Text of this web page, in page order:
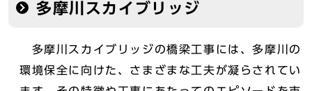
多摩川スカイブリッジ
多摩川スカイブリッジの橋梁工事には、多摩川の
環境保全に向けた、さまざまな工夫が凝らされてい